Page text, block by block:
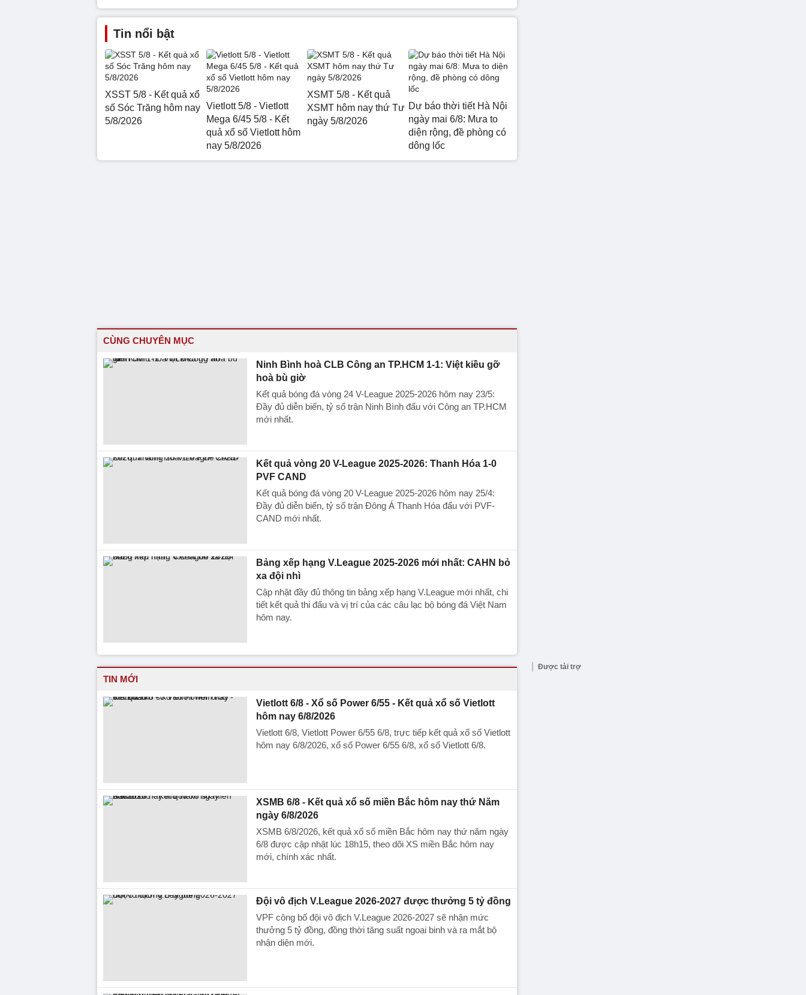
Tin nổi bật
XSST 5/8 - Kết quả xổ
số Sóc Trăng hôm nay
5/8/2026
Vietlott 5/8 - Vietlott
Mega 6/45 5/8 - Kết
quả xổ số Vietlott hôm
nay 5/8/2026
XSMT 5/8 - Kết quả
XSMT hôm nay thứ Tư
ngày 5/8/2026
Dự báo thời tiết Hà Nội
ngày mai 6/8: Mưa to
diện rộng, đề phòng có
dông lốc
CÙNG CHUYÊN MỤC
Ninh Bình hoà CLB Công an TP.HCM 1-1: Việt kiều gỡ
hoà bù giờ
Kết quả bóng đá vòng 24 V-League 2025-2026 hôm nay 23/5:
Đầy đủ diễn biến, tỷ số trận Ninh Bình đấu với Công an TP.HCM
mới nhất.
Kết quả vòng 20 V-League 2025-2026: Thanh Hóa 1-0
PVF CAND
Kết quả bóng đá vòng 20 V-League 2025-2026 hôm nay 25/4:
Đầy đủ diễn biến, tỷ số trận Đông Á Thanh Hóa đấu với PVF-
CAND mới nhất.
Bảng xếp hạng V.League 2025-2026 mới nhất: CAHN bỏ
xa đội nhì
Cập nhật đầy đủ thông tin bảng xếp hạng V.League mới nhất, chi
tiết kết quả thi đấu và vị trí của các câu lạc bộ bóng đá Việt Nam
hôm nay.
TIN MỚI
Vietlott 6/8 - Xổ số Power 6/55 - Kết quả xổ số Vietlott
hôm nay 6/8/2026
Vietlott 6/8, Vietlott Power 6/55 6/8, trực tiếp kết quả xổ số Vietlott
hôm nay 6/8/2026, xổ số Power 6/55 6/8, xổ số Vietlott 6/8.
XSMB 6/8 - Kết quả xổ số miền Bắc hôm nay thứ Năm
ngày 6/8/2026
XSMB 6/8/2026, kết quả xổ số miền Bắc hôm nay thứ năm ngày
6/8 được cập nhật lúc 18h15, theo dõi XS miền Bắc hôm nay
mới, chính xác nhất.
Đội vô địch V.League 2026-2027 được thưởng 5 tỷ đồng
VPF công bố đội vô địch V.League 2026-2027 sẽ nhận mức
thưởng 5 tỷ đồng, đồng thời tăng suất ngoại binh và ra mắt bộ
nhận diện mới.
Được tài trợ